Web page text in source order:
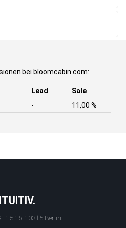
bei bloomcabin.com:
Lead
Sale
- 11,00 %
15-16, 10315 Berlin